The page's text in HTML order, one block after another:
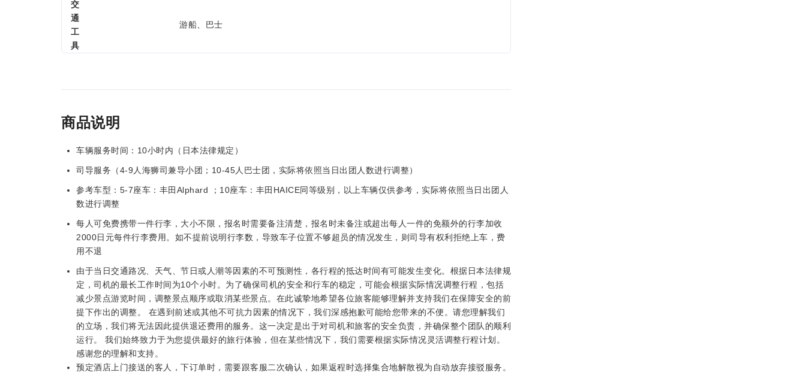
交
通
工
具
游船、巴士
商品说明
车辆服务时间：10小时内（日本法律规定）
司导服务（4-9人海狮司兼导小团；10-45人巴士团，实际将依照当日出团人数进行调整）
参考车型：5-7座车：丰田Alphard ；10座车：丰田HAICE同等级别，以上车辆仅供参考，实际将依照当日出团人
数进行调整
每人可免费携带一件行李，大小不限，报名时需要备注清楚，报名时未备注或超出每人一件的免额外的行李加收
2000日元每件行李费用。如不提前说明行李数，导致车子位置不够超员的情况发生，则司导有权利拒绝上车，费
用不退
由于当日交通路况、天气、节日或人潮等因素的不可预测性，各行程的抵达时间有可能发生变化。根据日本法律规
定，司机的最长工作时间为10个小时。为了确保司机的安全和行车的稳定，可能会根据实际情况调整行程，包括
减少景点游览时间，调整景点顺序或取消某些景点。在此诚挚地希望各位旅客能够理解并支持我们在保障安全的前
提下作出的调整。 在遇到前述或其他不可抗力因素的情况下，我们深感抱歉可能给您带来的不便。请您理解我们
的立场，我们将无法因此提供退还费用的服务。这一决定是出于对司机和旅客的安全负责，并确保整个团队的顺利
运行。 我们始终致力于为您提供最好的旅行体验，但在某些情况下，我们需要根据实际情况灵活调整行程计划。
感谢您的理解和支持。
预定酒店上门接送的客人，下订单时，需要跟客服二次确认，如果返程时选择集合地解散视为自动放弃接驳服务。